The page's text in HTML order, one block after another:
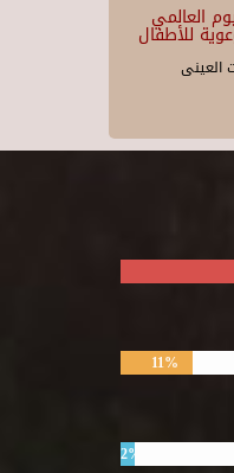
العالمي
للأطفال
العينى
11%
2%